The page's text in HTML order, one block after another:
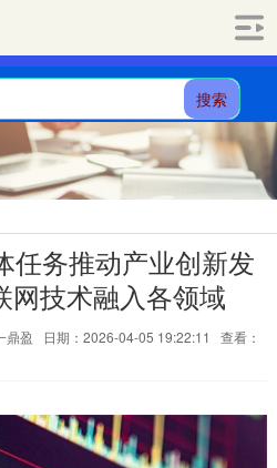
搜索
任务推动产业创新发
网技术融入各领域
鼎盈 日期：2026-04-05 19:22:11
查看：